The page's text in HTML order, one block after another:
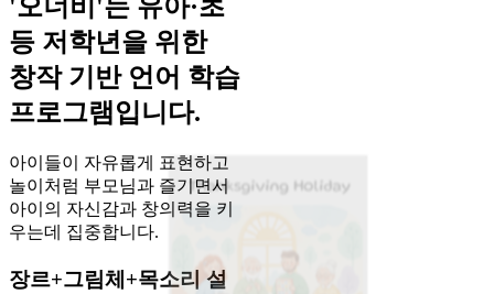
'오너비'는 유아·초
등 저학년을 위한
창작 기반 언어 학습
프로그램입니다.
아이들이 자유롭게 표현하고
놀이처럼 부모님과 즐기면서
아이의 자신감과 창의력을 키
우는데 집중합니다.
장르+그림체+목소리 설